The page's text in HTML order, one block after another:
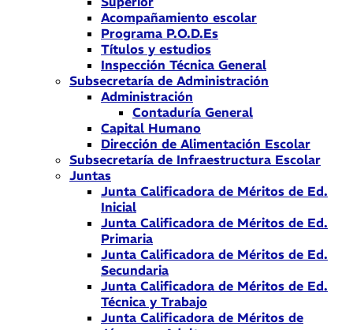
Acompañamiento escolar
Programa P.O.D.Es
Títulos y estudios
Inspección Técnica General
Subsecretaría de Administración
Administración
Contaduría General
Capital Humano
Dirección de Alimentación Escolar
Subsecretaría de Infraestructura Escolar
Juntas
Junta Calificadora de Méritos de Ed.
Inicial
Junta Calificadora de Méritos de Ed.
Primaria
Junta Calificadora de Méritos de Ed.
Secundaria
Junta Calificadora de Méritos de Ed.
Técnica y Trabajo
Junta Calificadora de Méritos de